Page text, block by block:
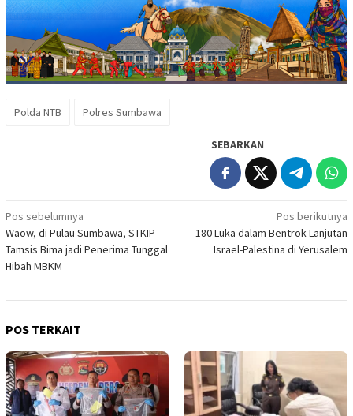
Polda NTB Polres Sumbawa
SEBARKAN
Navigasi
pos
Pos sebelumnya
Waow, di Pulau Sumbawa, STKIP
Tamsis Bima jadi Penerima Tunggal
Hibah MBKM
Pos berikutnya
180 Luka dalam Bentrok Lanjutan
Israel-Palestina di Yerusalem
POS TERKAIT